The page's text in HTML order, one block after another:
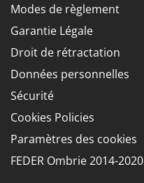
Modes de règlement
Garantie Légale
Droit de rétractation
Données personnelles
Sécurité
Cookies Policies
Paramètres des cookies
FEDER Ombrie 2014-2020